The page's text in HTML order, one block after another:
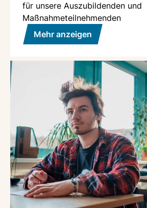
für unsere Auszubildenden und
Maßnahmeteilnehmenden
Mehr anzeigen